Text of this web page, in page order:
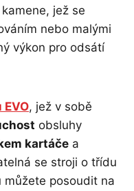
jež se
nebo malými
výkon pro odsátí
, jež v sobě
obsluhy
kartáče a
se stroji o třídu
můžete posoudit na